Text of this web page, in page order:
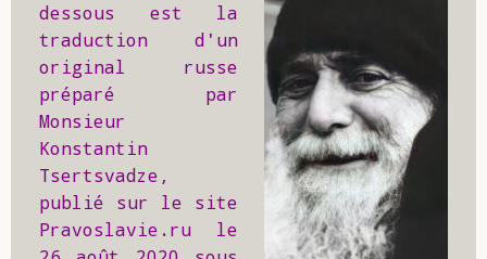
dessous est la
traduction d'un
original russe
préparé par
Monsieur
Konstantin
Tsertsvadze,
publié sur le site
Pravoslavie.ru le